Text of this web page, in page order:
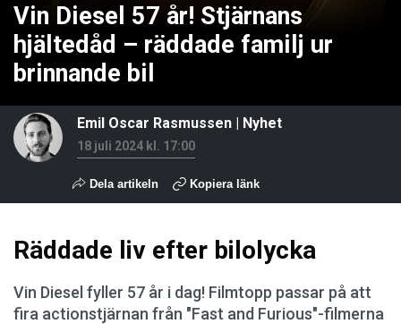
Vin Diesel 57 år! Stjärnans
hjältedåd – räddade familj ur
brinnande bil
Emil Oscar Rasmussen | Nyhet
18 juli 2024 kl. 17:00
Dela artikeln Kopiera länk
Räddade liv efter bilolycka
Vin Diesel fyller 57 år i dag! Filmtopp passar på att
fira actionstjärnan från "Fast and Furious"-filmerna